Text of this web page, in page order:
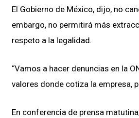
El Gobierno de México, dijo, no
embargo, no permitirá más
respeto a la legalidad.
“Vamos a hacer denuncias en la
valores donde cotiza la empresa,
En conferencia de prensa